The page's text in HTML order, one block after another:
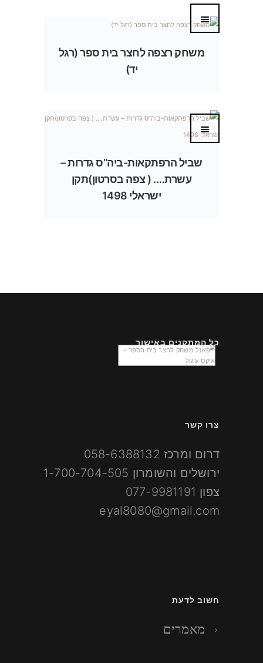
משחק רצפה לחצר בית ספר (רגל
יד)
שביל הרפתקאות-ביה”ס גדרות –
עשרת…. ( צפה בסרטון)תקן
ישראלי 1498
כל המתקנים באישור
צרו קשר
דרום ומרכז 058-6388132
ירושלים והשומרון 1-700-704-505
צפון 077-9981191
eyal8080@gmail.com
חשוב לדעת
מאמרים